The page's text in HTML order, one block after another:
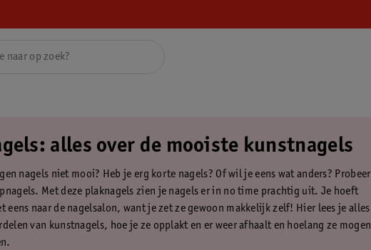
alles over de mooiste kunstnagels
nagels niet mooi? Heb je erg korte nagels? Of wil je eens wat anders? Probeer
Met deze plaknagels zien je nagels er in no time prachtig uit. Je hoeft
eens naar de nagelsalon, want je zet ze gewoon makkelijk zelf! Hier lees je alles
van kunstnagels, hoe je ze opplakt en er weer afhaalt en hoelang ze mogen